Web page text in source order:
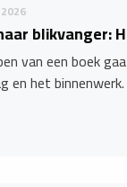
blikvanger:
van een boek
en het